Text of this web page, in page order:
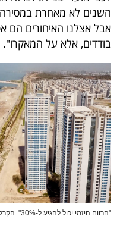
השנים לא מאחרת
אבל אצלנו האיחורים הם
בודדים, אלא על המאקרו".
"הרווח היזמי יכול להגיע ל-30%". הקרקע בשדה דב (אילוסטרציה)